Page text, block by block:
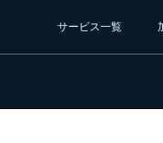
サービス一覧